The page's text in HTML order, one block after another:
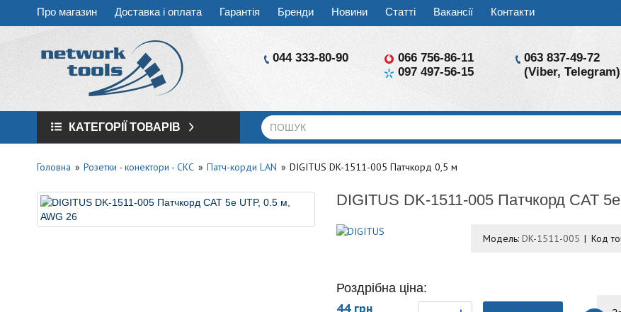
Про магазин Доставка і оплата Гарантія Бренди Новини Статті Вакансії Контакти
044 333-80-90
066 756-86-11
097 497-56-15
063 837-49-72
(Viber, Telegram)
КАТЕГОРІЇ ТОВАРІВ
Головна Розетки - конектори - СКС Патч-корди LAN DIGITUS DK-1511-005 Патчкорд 0,5 м
DIGITUS DK-1511-005 Патчкорд CAT
Модель:DK-1511-005 Код
Роздрібна ціна:
44 грн